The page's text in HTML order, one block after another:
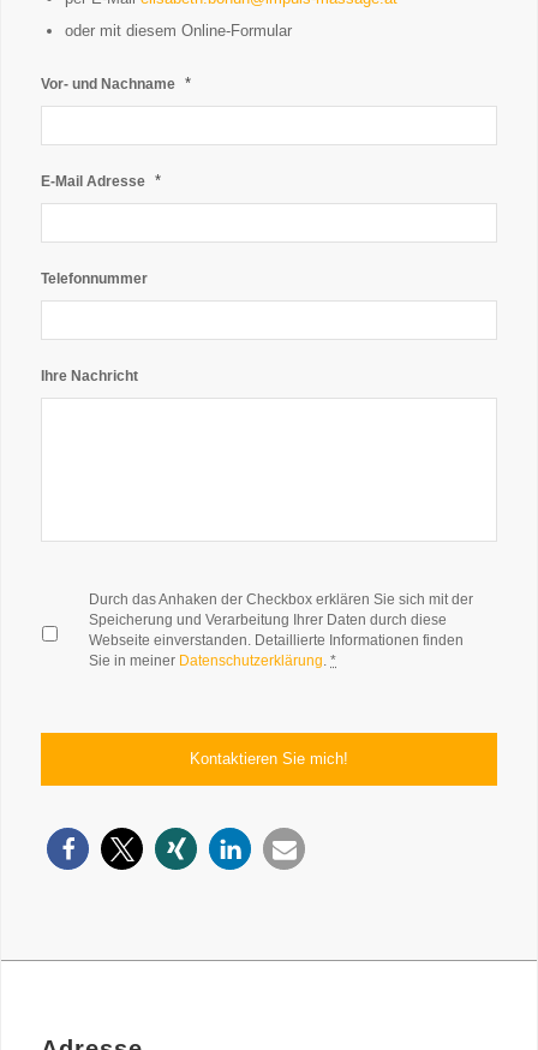
oder mit diesem Online-Formular
Vor- und Nachname *
E-Mail Adresse *
Telefonnummer
Ihre Nachricht
Durch das Anhaken der Checkbox erklären Sie sich mit der
Speicherung und Verarbeitung Ihrer Daten durch diese
Webseite einverstanden. Detaillierte Informationen finden
Sie in meiner Datenschutzerklärung.*